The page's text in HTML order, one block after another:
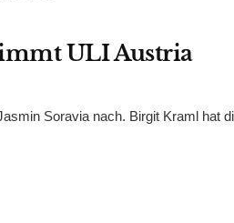
ULI Austria
Soravia nach. Birgit Kraml hat